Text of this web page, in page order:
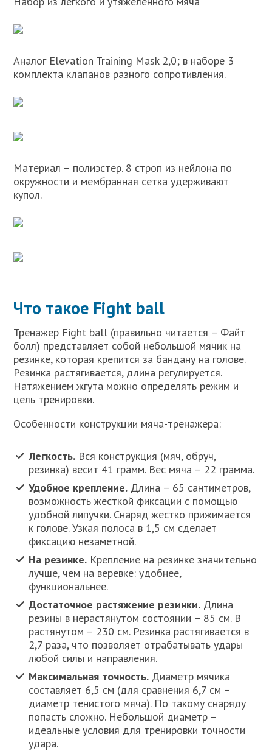
Аналог Elevation Training Mask 2,0; в наборе 3
комплекта клапанов разного сопротивления.
Материал – полиэстер. 8 строп из нейлона по
окружности и мембранная сетка удерживают
купол.
Что такое Fight ball
Тренажер Fight ball (правильно читается – Файт
болл) представляет собой небольшой мячик на
резинке, которая крепится за бандану на голове.
Резинка растягивается, длина регулируется.
Натяжением жгута можно определять режим и
цель тренировки.
Особенности конструкции мяча-тренажера:
Легкость. Вся конструкция (мяч, обруч,
резинка) весит 41 грамм. Вес мяча – 22 грамма.
Удобное крепление. Длина – 65 сантиметров,
возможность жесткой фиксации с помощью
удобной липучки. Снаряд жестко прижимается
к голове. Узкая полоса в 1,5 см сделает
фиксацию незаметной.
На резинке. Крепление на резинке значительно
лучше, чем на веревке: удобнее,
функциональнее.
Достаточное растяжение резинки. Длина
резины в нерастянутом состоянии – 85 см. В
растянутом – 230 см. Резинка растягивается в
2,7 раза, что позволяет отрабатывать удары
любой силы и направления.
Максимальная точность. Диаметр мячика
составляет 6,5 см (для сравнения 6,7 см –
диаметр тенистого мяча). По такому снаряду
попасть сложно. Небольшой диаметр –
идеальные условия для тренировки точности
удара.